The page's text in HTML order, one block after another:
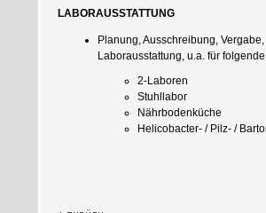
LABORAUSSTATTUNG
Planung, Ausschreibung,
Laborausstattung, u.a. für
2-Laboren
Stuhllabor
Nährbodenküche
Helicobacter- / Pilz- /